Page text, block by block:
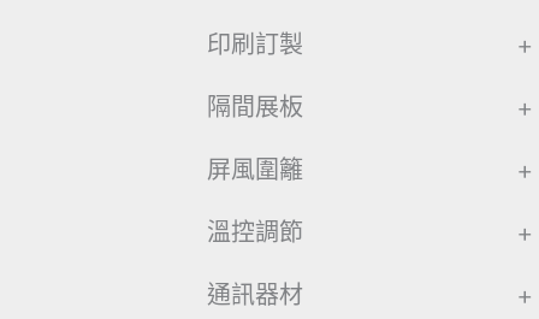
印刷訂製 +
隔間展板 +
屏風圍籬 +
溫控調節 +
通訊器材 +